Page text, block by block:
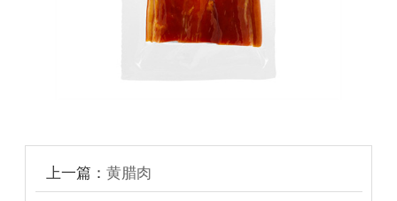
上一篇：黄腊肉